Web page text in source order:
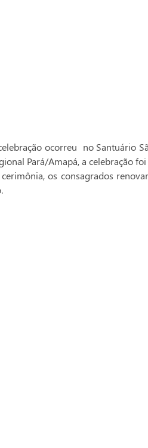
ocorreu no Santuário
Pará/Amapá, a celebração
os consagrados